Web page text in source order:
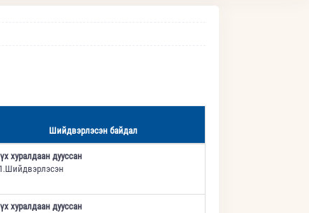
Шийдвэрлэсэн байдал
хуралдаан дууссан
хуралдаан дууссан